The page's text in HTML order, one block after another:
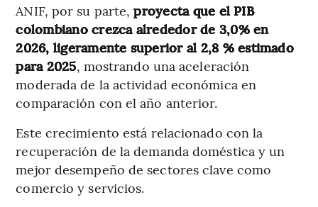
ANIF, por su parte,proyecta que el PIB
colombiano crezca alrededor de 3,0% en
2026, ligeramente superior al 2,8 % estimado
para 2025, mostrando una aceleración
moderada de la actividad económica en
comparación con el año anterior.
Este crecimiento está relacionado con la
recuperación de la demanda doméstica y un
mejor desempeño de sectores clave como
comercio y servicios.